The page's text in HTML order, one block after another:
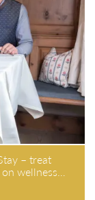
– treat
wellness…